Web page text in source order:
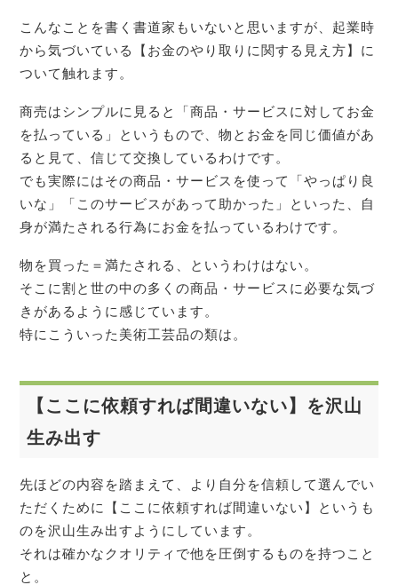
こんなことを書く書道家もいないと思いますが、起業時
から気づいている【お金のやり取りに関する見え方】に
ついて触れます。
商売はシンプルに見ると「商品・サービスに対してお金
を払っている」というもので、物とお金を同じ価値があ
ると見て、信じて交換しているわけです。
でも実際にはその商品・サービスを使って「やっぱり良
いな」「このサービスがあって助かった」といった、自
身が満たされる行為にお金を払っているわけです。
物を買った＝満たされる、というわけはない。
そこに割と世の中の多くの商品・サービスに必要な気づ
きがあるように感じています。
特にこういった美術工芸品の類は。
【ここに依頼すれば間違いない】を沢山
生み出す
先ほどの内容を踏まえて、より自分を信頼して選んでい
ただくために【ここに依頼すれば間違いない】というも
のを沢山生み出すようにしています。
それは確かなクオリティで他を圧倒するものを持つこと
と。